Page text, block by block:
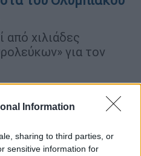
Information
sharing to third parties, or
sensitive information for
από χιλιάδες
για τον